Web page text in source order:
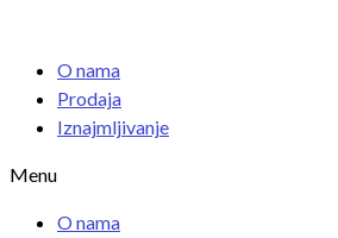
O nama
Prodaja
Iznajmljivanje
Menu
O nama